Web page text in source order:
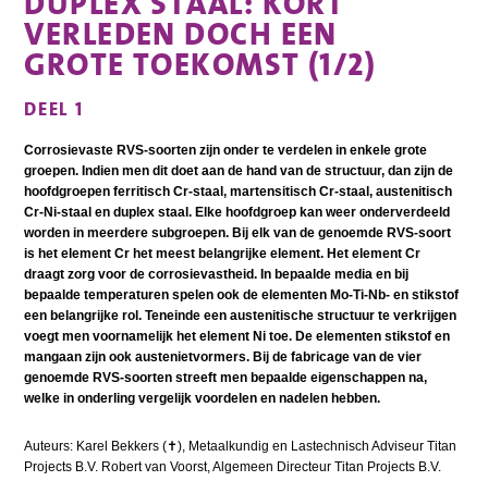
VERLEDEN DOCH EEN
GROTE TOEKOMST (1/2)
DEEL 1
Corrosievaste RVS-soorten zijn onder te verdelen in enkele grote
groepen. Indien men dit doet aan de hand van de structuur, dan zijn de
hoofdgroepen ferritisch Cr-staal, martensitisch Cr-staal, austenitisch
Cr-Ni-staal en duplex staal. Elke hoofdgroep kan weer onderverdeeld
worden in meerdere subgroepen. Bij elk van de genoemde RVS-soort
is het element Cr het meest belangrijke element. Het element Cr
draagt zorg voor de corrosievastheid. In bepaalde media en bij
bepaalde temperaturen spelen ook de elementen Mo-Ti-Nb- en stikstof
een belangrijke rol. Teneinde een austenitische structuur te verkrijgen
voegt men voornamelijk het element Ni toe. De elementen stikstof en
mangaan zijn ook austenietvormers. Bij de fabricage van de vier
genoemde RVS-soorten streeft men bepaalde eigenschappen na,
welke in onderling vergelijk voordelen en nadelen hebben.
Auteurs: Karel Bekkers (✝︎), Metaalkundig en Lastechnisch Adviseur Titan
Projects B.V. Robert van Voorst, Algemeen Directeur Titan Projects B.V.